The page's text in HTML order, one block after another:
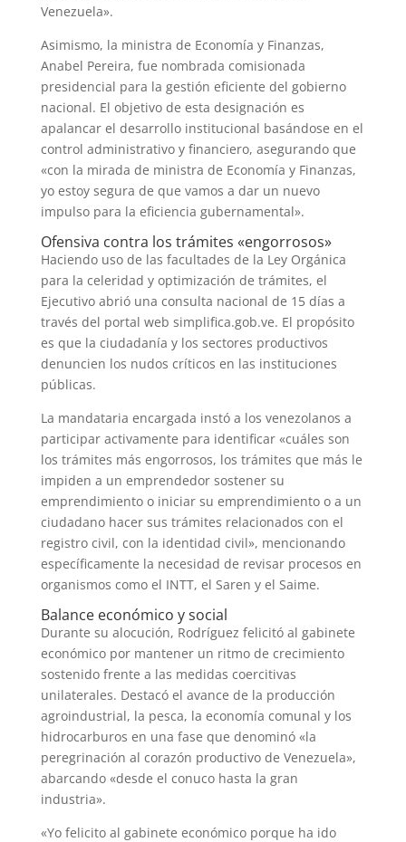
Venezuela».
Asimismo, la ministra de Economía y Finanzas,
Anabel Pereira, fue nombrada comisionada
presidencial para la gestión eficiente del gobierno
nacional. El objetivo de esta designación es
apalancar el desarrollo institucional basándose en el
control administrativo y financiero, asegurando que
«con la mirada de ministra de Economía y Finanzas,
yo estoy segura de que vamos a dar un nuevo
impulso para la eficiencia gubernamental».
Ofensiva contra los trámites «engorrosos»
Haciendo uso de las facultades de la Ley Orgánica
para la celeridad y optimización de trámites, el
Ejecutivo abrió una consulta nacional de 15 días a
través del portal web simplifica.gob.ve. El propósito
es que la ciudadanía y los sectores productivos
denuncien los nudos críticos en las instituciones
públicas.
La mandataria encargada instó a los venezolanos a
participar activamente para identificar «cuáles son
los trámites más engorrosos, los trámites que más le
impiden a un emprendedor sostener su
emprendimiento o iniciar su emprendimiento o a un
ciudadano hacer sus trámites relacionados con el
registro civil, con la identidad civil», mencionando
específicamente la necesidad de revisar procesos en
organismos como el INTT, el Saren y el Saime.
Balance económico y social
Durante su alocución, Rodríguez felicitó al gabinete
económico por mantener un ritmo de crecimiento
sostenido frente a las medidas coercitivas
unilaterales. Destacó el avance de la producción
agroindustrial, la pesca, la economía comunal y los
hidrocarburos en una fase que denominó «la
peregrinación al corazón productivo de Venezuela»,
abarcando «desde el conuco hasta la gran
industria».
«Yo felicito al gabinete económico porque ha ido